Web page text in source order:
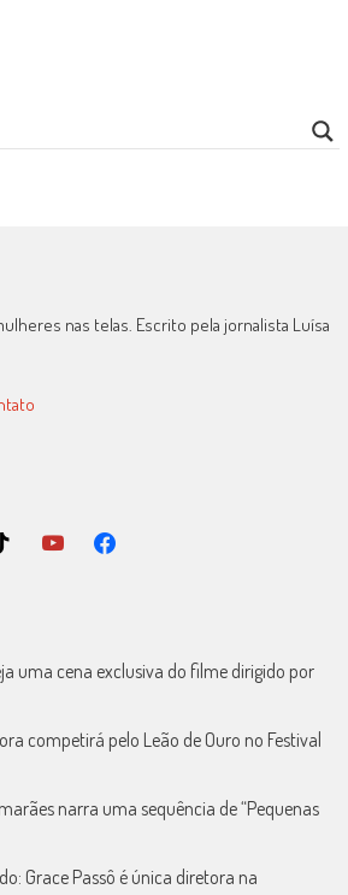
nas telas. Escrito pela jornalista Luísa
uma cena exclusiva do filme dirigido por
competirá pelo Leão de Ouro no Festival
narra uma sequência de “Pequenas
Grace Passô é única diretora na